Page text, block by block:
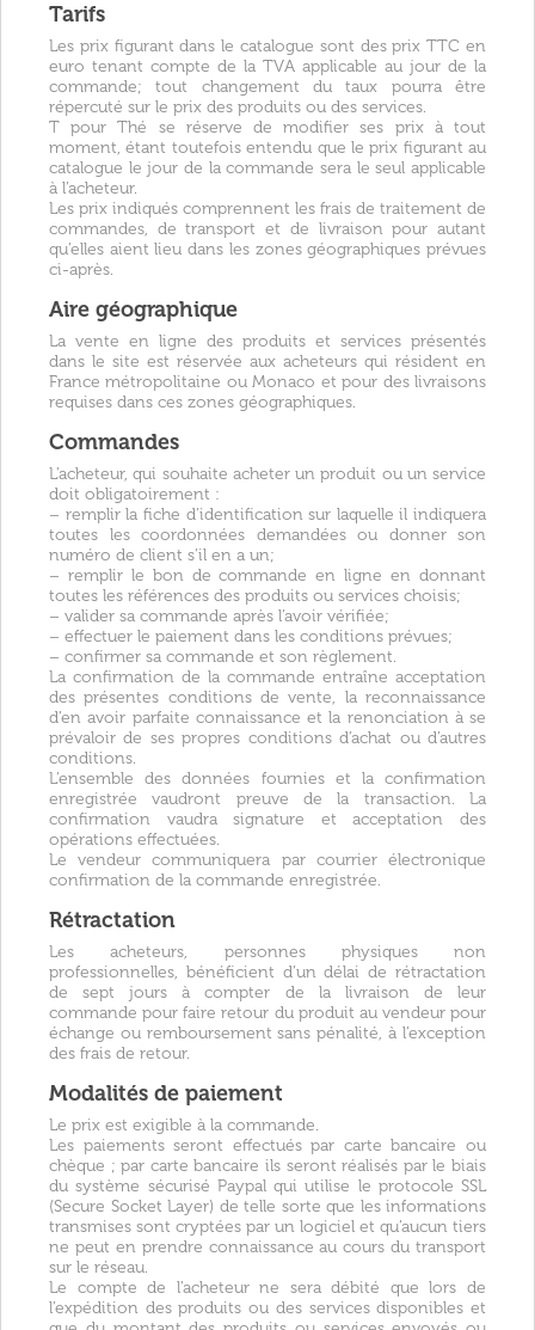
Tarifs
Les prix figurant dans le catalogue sont des prix TTC en
euro tenant compte de la TVA applicable au jour de la
commande; tout changement du taux pourra être
répercuté sur le prix des produits ou des services.
T pour Thé se réserve de modifier ses prix à tout
moment, étant toutefois entendu que le prix figurant au
catalogue le jour de la commande sera le seul applicable
à l’acheteur.
Les prix indiqués comprennent les frais de traitement de
commandes, de transport et de livraison pour autant
qu’elles aient lieu dans les zones géographiques prévues
ci-après.
Aire géographique
La vente en ligne des produits et services présentés
dans le site est réservée aux acheteurs qui résident en
France métropolitaine ou Monaco et pour des livraisons
requises dans ces zones géographiques.
Commandes
L’acheteur, qui souhaite acheter un produit ou un service
doit obligatoirement :
– remplir la fiche d’identification sur laquelle il indiquera
toutes les coordonnées demandées ou donner son
numéro de client s’il en a un;
– remplir le bon de commande en ligne en donnant
toutes les références des produits ou services choisis;
– valider sa commande après l’avoir vérifiée;
– effectuer le paiement dans les conditions prévues;
– confirmer sa commande et son règlement.
La confirmation de la commande entraîne acceptation
des présentes conditions de vente, la reconnaissance
d’en avoir parfaite connaissance et la renonciation à se
prévaloir de ses propres conditions d’achat ou d’autres
conditions.
L’ensemble des données fournies et la confirmation
enregistrée vaudront preuve de la transaction. La
confirmation vaudra signature et acceptation des
opérations effectuées.
Le vendeur communiquera par courrier électronique
confirmation de la commande enregistrée.
Rétractation
Les acheteurs, personnes physiques non
professionnelles, bénéficient d’un délai de rétractation
de sept jours à compter de la livraison de leur
commande pour faire retour du produit au vendeur pour
échange ou remboursement sans pénalité, à l’exception
des frais de retour.
Modalités de paiement
Le prix est exigible à la commande.
Les paiements seront effectués par carte bancaire ou
chèque ; par carte bancaire ils seront réalisés par le biais
du système sécurisé Paypal qui utilise le protocole SSL
(Secure Socket Layer) de telle sorte que les informations
transmises sont cryptées par un logiciel et qu’aucun tiers
ne peut en prendre connaissance au cours du transport
sur le réseau.
Le compte de l’acheteur ne sera débité que lors de
l’expédition des produits ou des services disponibles et